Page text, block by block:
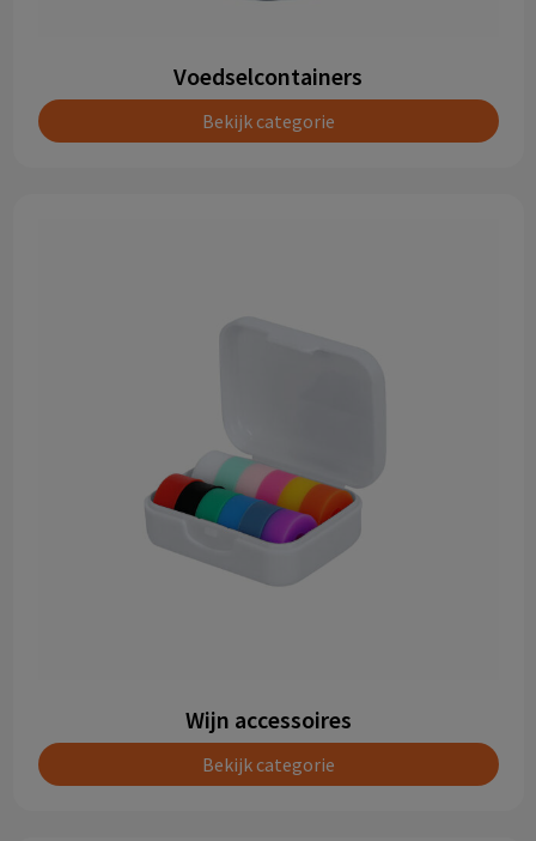
Voedselcontainers
Bekijk categorie
Wijn accessoires
Bekijk categorie